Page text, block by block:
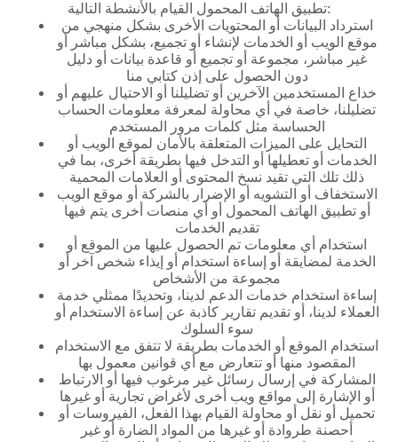
تطبيق الهاتف المحمول القيام بالأنشطة التالية:
استرداد البيانات أو المحتويات الأخرى بشكل منهجي من
موقع الويب أو الخدمات لإنشاء أو تجميع، بشكل مباشر أو
غير مباشر، مجموعة أو تجميع أو قاعدة بيانات أو دليل
دون الحصول على إذن كتابي منا
خداع المستخدمين الآخرين أو تضليلنا أو الاحتيال عليهم أو
تضليلنا، خاصة في أي محاولة لمعرفة معلومات الحساب
الحساسة مثل كلمات مرور المستخدم
التحايل على الميزات المتعلقة بالأمان لموقع الويب أو
الخدمات أو تعطيلها أو التدخل فيها بطريقة أخرى، بما في
ذلك تلك التي تقيد نسخ المحتوى أو العلامات المحمية
الاستخفاف أو التشويه أو الإضرار بالشركة أو موقع الويب
أو تطبيق الهاتف المحمول أو أي منصات أخرى يتم فيها
تقديم الخدمات
استخدام أي معلومات تم الحصول عليها من الموقع أو
الخدمة لمضايقة أو إساءة استخدام أو إيذاء شخص آخر أو
مجموعة من الأشخاص
إساءة استخدام خدمات الدعم لدينا، وتحديدًا ممثلي خدمة
العملاء لدينا، أو تقديم تقارير كاذبة عن إساءة الاستخدام أو
سوء السلوك
استخدام الموقع أو الخدمات بطريقة لا تتفق مع الاستخدام
المقصود منها أو تتعارض مع أي قوانين معمول بها
المشاركة في إرسال رسائل غير مرغوب فيها أو الارتباط
أو الإشارة إلى مواقع ويب أخرى لأغراض تجارية أو غيرها
تحميل أو نقل أو محاولة القيام بهذا الفعل، الفيروسات أو
أحصنة طروادة أو غيرها من المواد الضارة أو غير